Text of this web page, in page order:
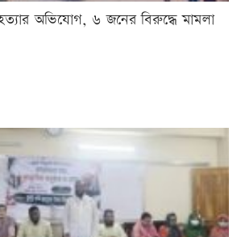
অভিযোগ, ৬ জনের বিরুদ্ধে মামলা